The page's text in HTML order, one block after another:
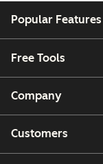
Popular Features
Free Tools
Company
Customers